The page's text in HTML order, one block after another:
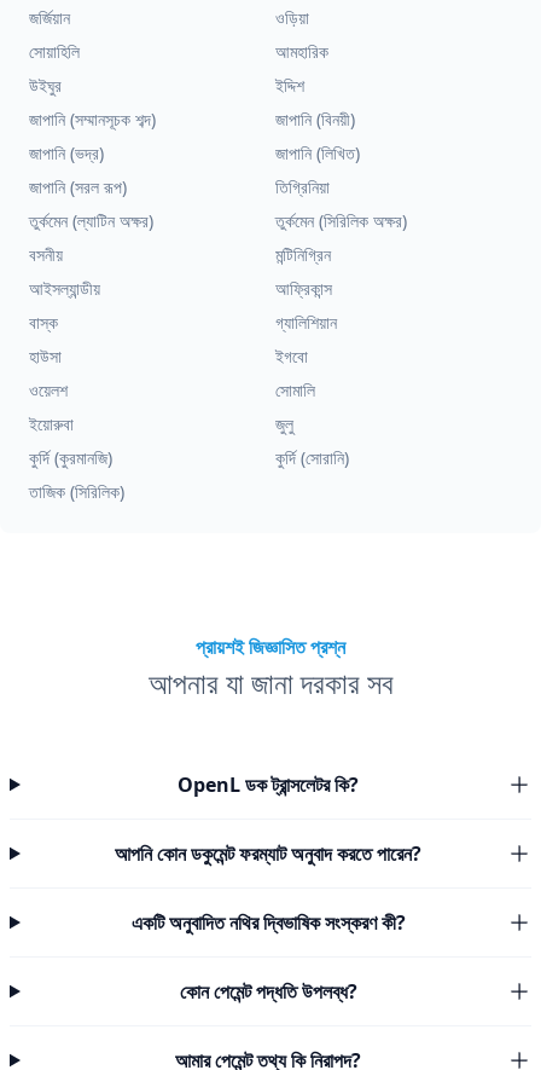
জর্জিয়ান
ওড়িয়া
সোয়াহিলি
আমহারিক
উইঘুর
ইদ্দিশ
জাপানি (সম্মানসূচক শব্দ)
জাপানি (বিনয়ী)
জাপানি (ভদ্র)
জাপানি (লিখিত)
জাপানি (সরল রূপ)
তিগ্রিনিয়া
তুর্কমেন (ল্যাটিন অক্ষর)
তুর্কমেন (সিরিলিক অক্ষর)
বসনীয়
মন্টিনিগ্রিন
আইসল্যান্ডীয়
আফ্রিকান্স
বাস্ক
গ্যালিশিয়ান
হাউসা
ইগবো
ওয়েলশ
সোমালি
ইয়োরুবা
জুলু
কুর্দি (কুরমানজি)
কুর্দি (সোরানি)
তাজিক (সিরিলিক)
প্রায়শই জিজ্ঞাসিত প্রশ্ন
আপনার যা জানা দরকার সব
OpenL ডক ট্রান্সলেটর কি?
আপনি কোন ডকুমেন্ট ফরম্যাট অনুবাদ করতে পারেন?
একটি অনুবাদিত নথির দ্বিভাষিক সংস্করণ কী?
কোন পেমেন্ট পদ্ধতি উপলব্ধ?
আমার পেমেন্ট তথ্য কি নিরাপদ?